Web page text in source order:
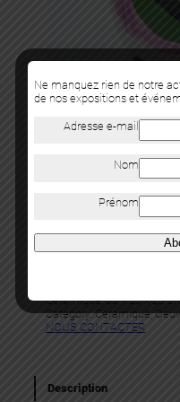
David Bruce
Céramique, 30 x 23 x 23
Category:Céramique,
NOUS CONTACTER
Description
Ne manquez rien de notre
de nos expositions et
Adresse e-mail
Nom
Prénom